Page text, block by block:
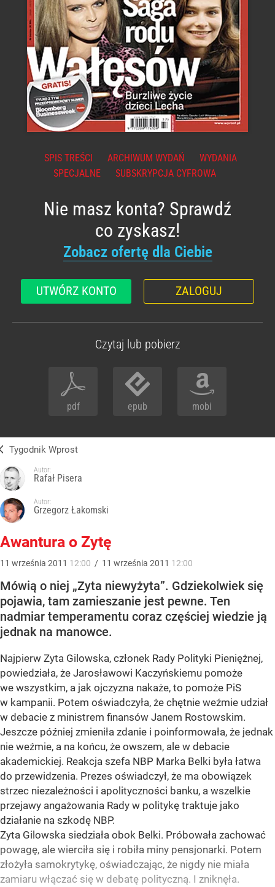
SPIS TREŚCI ARCHIWUM WYDAŃ
WYDANIA
SPECJALNE
SUBSKRYPCJA CYFROWA
Nie masz konta? Sprawdź
co zyskasz!
Zobacz ofertę dla Ciebie
UTWÓRZ KONTO ZALOGUJ
Czytaj lub pobierz
pdf epub mobi
Tygodnik Wprost
Autor:
Rafał Pisera
Autor:
Grzegorz Łakomski
Awantura o Zytę
11 września 2011 12:00 / 11 września 2011 12:00
Mówią o niej „Zyta niewyżyta”. Gdziekolwiek się
pojawia, tam zamieszanie jest pewne. Ten
nadmiar temperamentu coraz częściej wiedzie ją
jednak na manowce.
Najpierw Zyta Gilowska, członek Rady Polityki Pieniężnej,
powiedziała, że Jarosławowi Kaczyńskiemu pomoże
we wszystkim, a jak ojczyzna nakaże, to pomoże PiS
w kampanii. Potem oświadczyła, że chętnie weźmie udział
w debacie z ministrem finansów Janem Rostowskim.
Jeszcze później zmieniła zdanie i poinformowała, że jednak
nie weźmie, a na końcu, że owszem, ale w debacie
akademickiej. Reakcja szefa NBP Marka Belki była łatwa
do przewidzenia. Prezes oświadczył, że ma obowiązek
strzec niezależności i apolityczności banku, a wszelkie
przejawy angażowania Rady w politykę traktuje jako
działanie na szkodę NBP.
Zyta Gilowska siedziała obok Belki. Próbowała zachować
powagę, ale wierciła się i robiła miny pensjonarki. Potem
złożyła samokrytykę, oświadczając, że nigdy nie miała
zamiaru włączać się w debatę polityczną. I zniknęła.